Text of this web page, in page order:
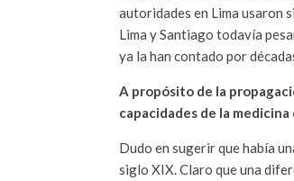
autoridades en Lima usaron
Lima y Santiago todavía
ya la han contado por
A propósito de la
capacidades de la
Dudo en sugerir que había
siglo XIX. Claro que una